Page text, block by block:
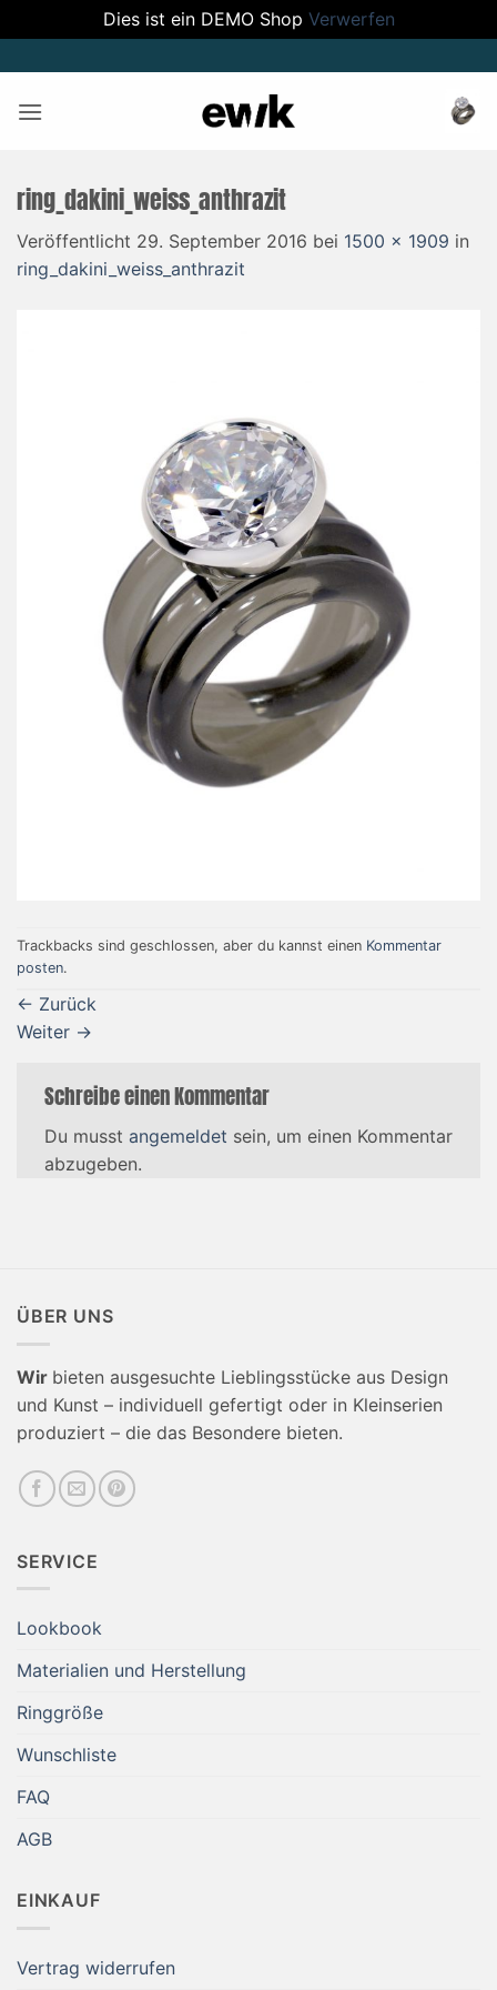
Dies ist ein DEMO Shop Verwerfen
Inhalt
springen
ring_dakini_weiss_anthrazit
Veröffentlicht 29. September 2016 bei 1500 × 1909 in
ring_dakini_weiss_anthrazit
Trackbacks sind geschlossen, aber du kannst einen Kommentar
posten.
← Zurück
Weiter →
Schreibe einen Kommentar
Du musst angemeldet sein, um einen Kommentar
abzugeben.
ÜBER UNS
Wir bieten ausgesuchte Lieblingsstücke aus Design
und Kunst – individuell gefertigt oder in Kleinserien
produziert – die das Besondere bieten.
SERVICE
Lookbook
Materialien und Herstellung
Ringgröße
Wunschliste
FAQ
AGB
EINKAUF
Vertrag widerrufen